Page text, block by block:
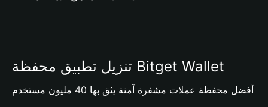
تنزيل تطبيق محفظة Bitget Wallet
أفضل محفظة عملات مشفرة آمنة يثق بها 40 مليون مستخدم